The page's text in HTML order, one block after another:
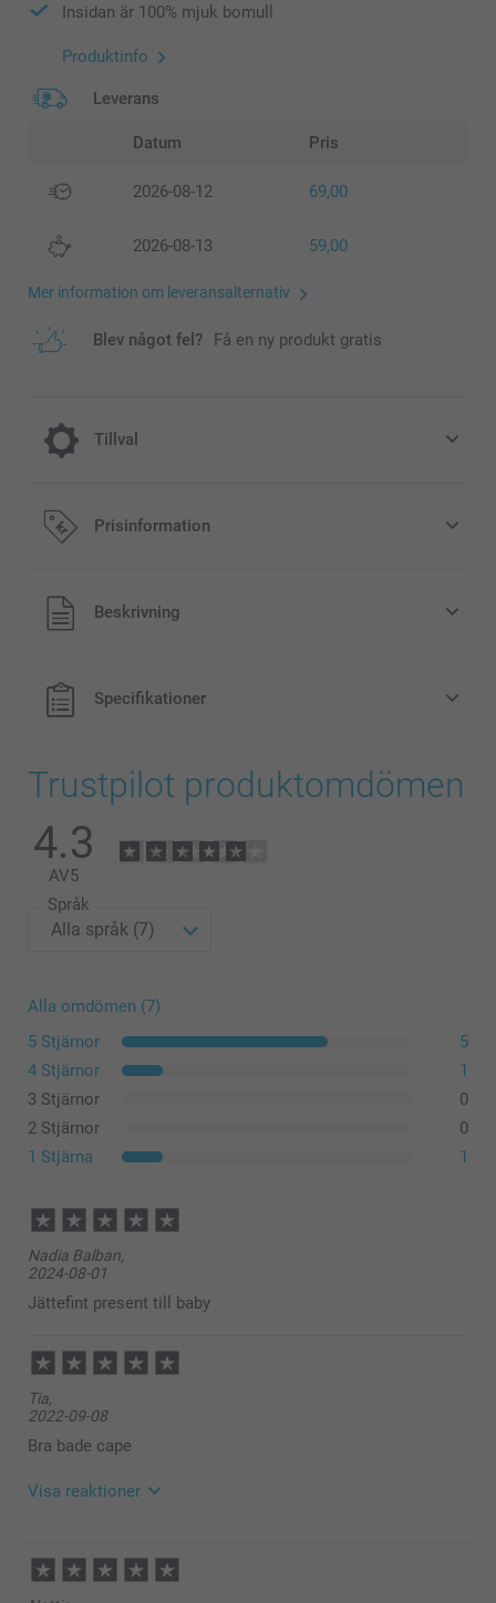
Insidan är 100% mjuk bomull
Produktinfo
Leverans
Datum Pris
2026-08-12 69,00
2026-08-13 59,00
Mer information om leveransalternativ
Blev något fel? Få en ny produkt gratis
Tillval
Lägg till en Miffy-sparbössa till din
beställning
189,00/styck
Kan användas som dekoration i barnrummet
Lätt att rengöra, tillverkad av dammavvisande, okrossbar
Mått: 12 cm (höjd) x 6 cm (diameter)
Prisinformation
Alla priser är i svenska kronor (SEK), inklusive moms och
exklusive porto.
Beskrivning
Specifikationer
Trustpilot produktomdömen
4.3
AV5
Språk
Alla omdömen (7)
5 Stjärnor
5
4 Stjärnor
1
3 Stjärnor
0
2 Stjärnor
0
1 Stjärna
1
Nadia Balban,
2024-08-01
Jättefint present till baby
Tia,
2022-09-08
Bra bade cape
Visa reaktioner
09:14
Hej!